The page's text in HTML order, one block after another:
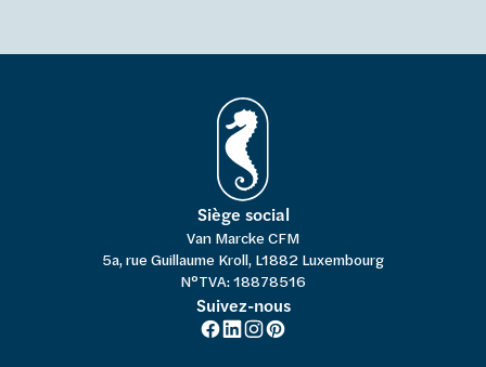
Siège social
Van Marcke CFM
5a, rue Guillaume Kroll, L1882 Luxembourg
N°TVA: 18878516
Suivez-nous